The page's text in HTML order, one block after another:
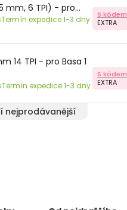
mm, 6 TPI) - pro...
Termín expedice 1-3 dny
S kódem
EXTRA
14 TPI - pro Basa 1
Termín expedice 1-3 dny
S kódem
EXTRA
nejprodávanější